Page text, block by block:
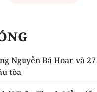
Nguyễn Bá Hoan và
tòa